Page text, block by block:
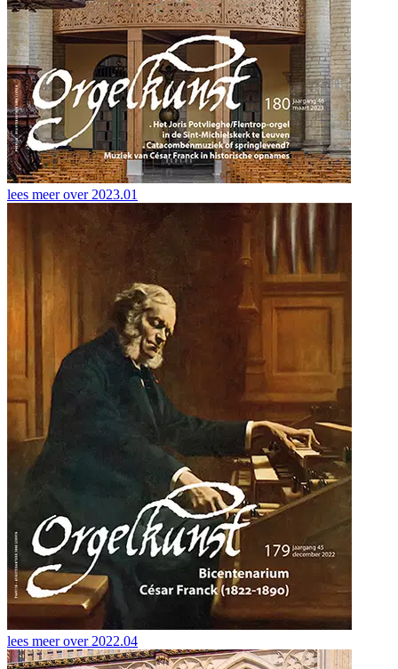
lees meer over2023.01
lees meer over2022.04